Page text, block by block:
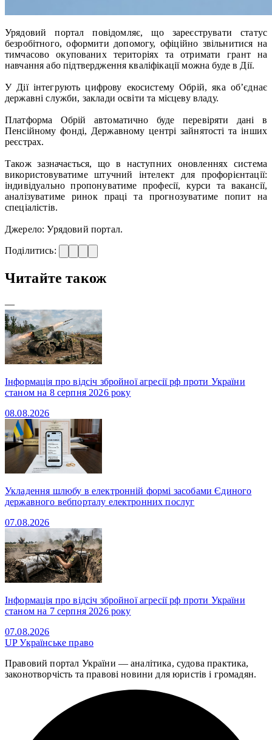
Урядовий портал повідомляє, що зареєструвати статус
безробітного, оформити допомогу, офіційно звільнитися на
тимчасово окупованих територіях та отримати грант на
навчання або підтвердження кваліфікації можна буде в Дії.
У Дії інтегрують цифрову екосистему Обрій, яка обʼєднає
державні служби, заклади освіти та місцеву владу.
Платформа Обрій автоматично буде перевіряти дані в
Пенсійному фонді, Державному центрі зайнятості та інших
реєстрах.
Також зазначається, що в наступних оновленнях система
використовуватиме штучний інтелект для профорієнтації:
індивідуально пропонуватиме професії, курси та вакансії,
аналізуватиме ринок праці та прогнозуватиме попит на
спеціалістів.
Джерело: Урядовий портал.
Поділитись:
Читайте також
—
Інформація про відсіч збройної агресії рф проти України
станом на 8 серпня 2026 року
08.08.2026
Укладення шлюбу в електронній формі засобами Єдиного
державного вебпорталу електронних послуг
07.08.2026
Інформація про відсіч збройної агресії рф проти України
станом на 7 серпня 2026 року
07.08.2026
UPУкраїнське право
Правовий портал України — аналітика, судова практика,
законотворчість та правові новини для юристів і громадян.